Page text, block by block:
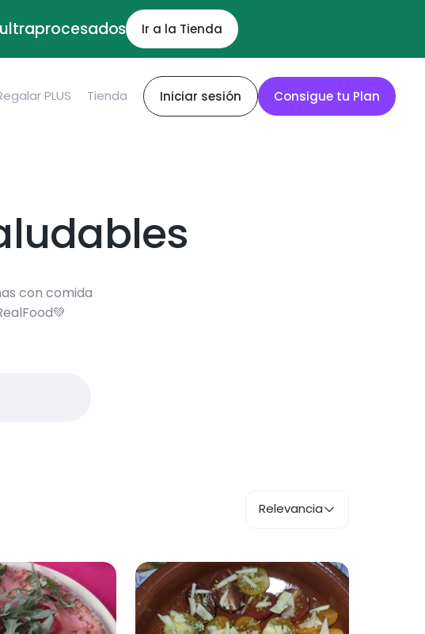
Ir a la Tienda
PLUS Tienda Iniciar sesión Consigue tu Plan
con comida
Relevancia